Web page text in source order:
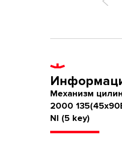
Механизм
2000
NI (5 key)